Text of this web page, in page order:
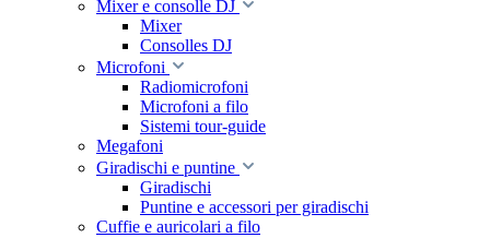
Mixer e consolle DJ
Mixer
Consolles DJ
Microfoni
Radiomicrofoni
Microfoni a filo
Sistemi tour-guide
Megafoni
Giradischi e puntine
Giradischi
Puntine e accessori per giradischi
Cuffie e auricolari a filo